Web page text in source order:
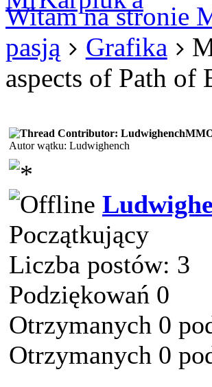
Witam na stronie
pasją
Grafika
aspects of Path of
Autor wątku: Ludwighench
Początkujący
Liczba postów: 3
Podziękowań 0
Otrzymanych 0
Otrzymanych 0